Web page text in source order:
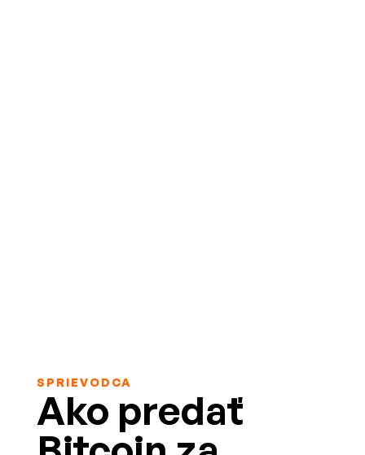
SPRIEVODCA
Ako predať